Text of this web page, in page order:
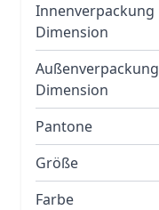
Innenverpackung
Dimension
Außenverpackung
Dimension
Pantone
Größe
Farbe